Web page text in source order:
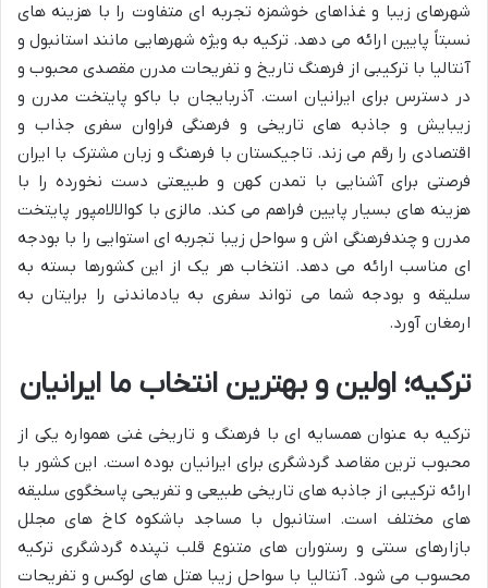
شهرهای زیبا و غذاهای خوشمزه تجربه ای متفاوت را با هزینه های
نسبتاً پایین ارائه می دهد. ترکیه به ویژه شهرهایی مانند استانبول و
آنتالیا با ترکیبی از فرهنگ تاریخ و تفریحات مدرن مقصدی محبوب و
در دسترس برای ایرانیان است. آذربایجان با باکو پایتخت مدرن و
زیبایش و جاذبه های تاریخی و فرهنگی فراوان سفری جذاب و
اقتصادی را رقم می زند. تاجیکستان با فرهنگ و زبان مشترک با ایران
فرصتی برای آشنایی با تمدن کهن و طبیعتی دست نخورده را با
هزینه های بسیار پایین فراهم می کند. مالزی با کوالالامپور پایتخت
مدرن و چندفرهنگی اش و سواحل زیبا تجربه ای استوایی را با بودجه
ای مناسب ارائه می دهد. انتخاب هر یک از این کشورها بسته به
سلیقه و بودجه شما می تواند سفری به یادماندنی را برایتان به
ارمغان آورد.
ترکیه؛ اولین و بهترین انتخاب ما ایرانیان
ترکیه به عنوان همسایه ای با فرهنگ و تاریخی غنی همواره یکی از
محبوب ترین مقاصد گردشگری برای ایرانیان بوده است. این کشور با
ارائه ترکیبی از جاذبه های تاریخی طبیعی و تفریحی پاسخگوی سلیقه
های مختلف است. استانبول با مساجد باشکوه کاخ های مجلل
بازارهای سنتی و رستوران های متنوع قلب تپنده گردشگری ترکیه
محسوب می شود. آنتالیا با سواحل زیبا هتل های لوکس و تفریحات